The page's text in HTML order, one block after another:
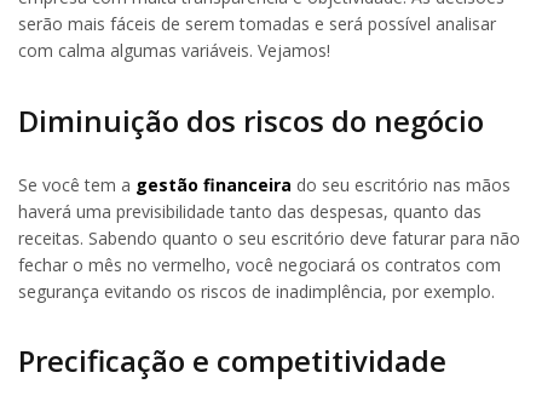
serão mais fáceis de serem tomadas e será possível analisar
com calma algumas variáveis. Vejamos!
Diminuição dos riscos do negócio
Se você tem a gestão financeira do seu escritório nas mãos
haverá uma previsibilidade tanto das despesas, quanto das
receitas. Sabendo quanto o seu escritório deve faturar para não
fechar o mês no vermelho, você negociará os contratos com
segurança evitando os riscos de inadimplência, por exemplo.
Precificação e competitividade